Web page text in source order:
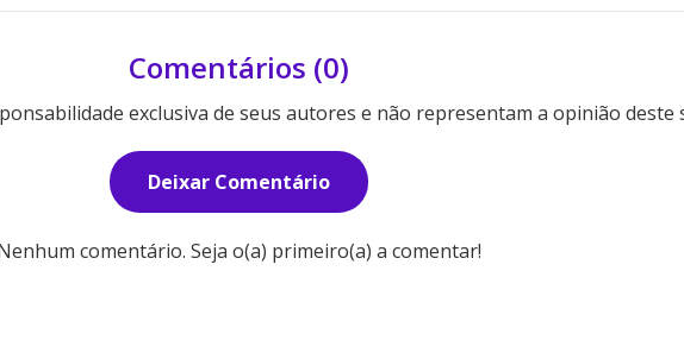
Comentários (0)
exclusiva de seus autores e não representam a opinião deste
Deixar Comentário
comentário. Seja o(a) primeiro(a) a comentar!